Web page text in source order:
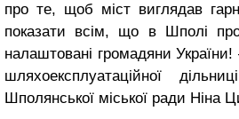
про те, щоб міст виглядав
показати всім, що в Шполі
налаштовані громадяни
шляхоексплуатаційної
Шполянської міської ради Ніна